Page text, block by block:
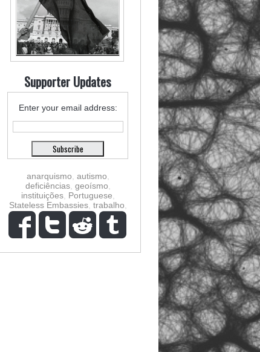
Supporter Updates
Enter your email address:
anarquismo autismo
deficiências, geoísmo
instituições, Portuguese
Stateless Embassies, trabalho